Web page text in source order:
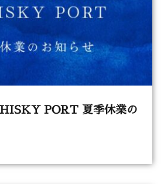
PORT 夏季休業の